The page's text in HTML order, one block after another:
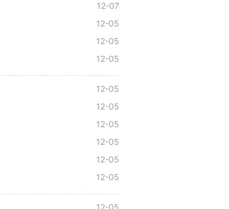
12-07
12-05
12-05
12-05
12-05
12-05
12-05
12-05
12-05
12-05
12-05